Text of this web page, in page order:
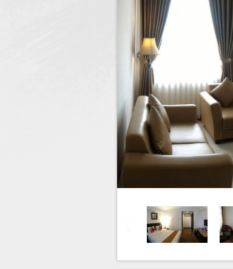
Hotel di Surabaya
Hotel di Bromo
Hotel di Yogyakarta
Hotel di Solo (Surakarta)
Tour di Madura
Tour di Bromo
Tour di Karimun Jawa
Tour di Banyuwangi
Tour di Bali
Tour di Yogya
Tour di Komodo
Tour di Flores
Tour di Danau Toba, Medan